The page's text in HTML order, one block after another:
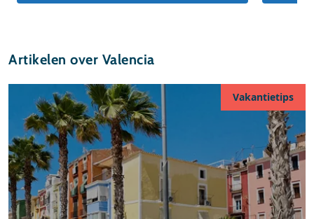
Artikelen over Valencia
Vakantietips